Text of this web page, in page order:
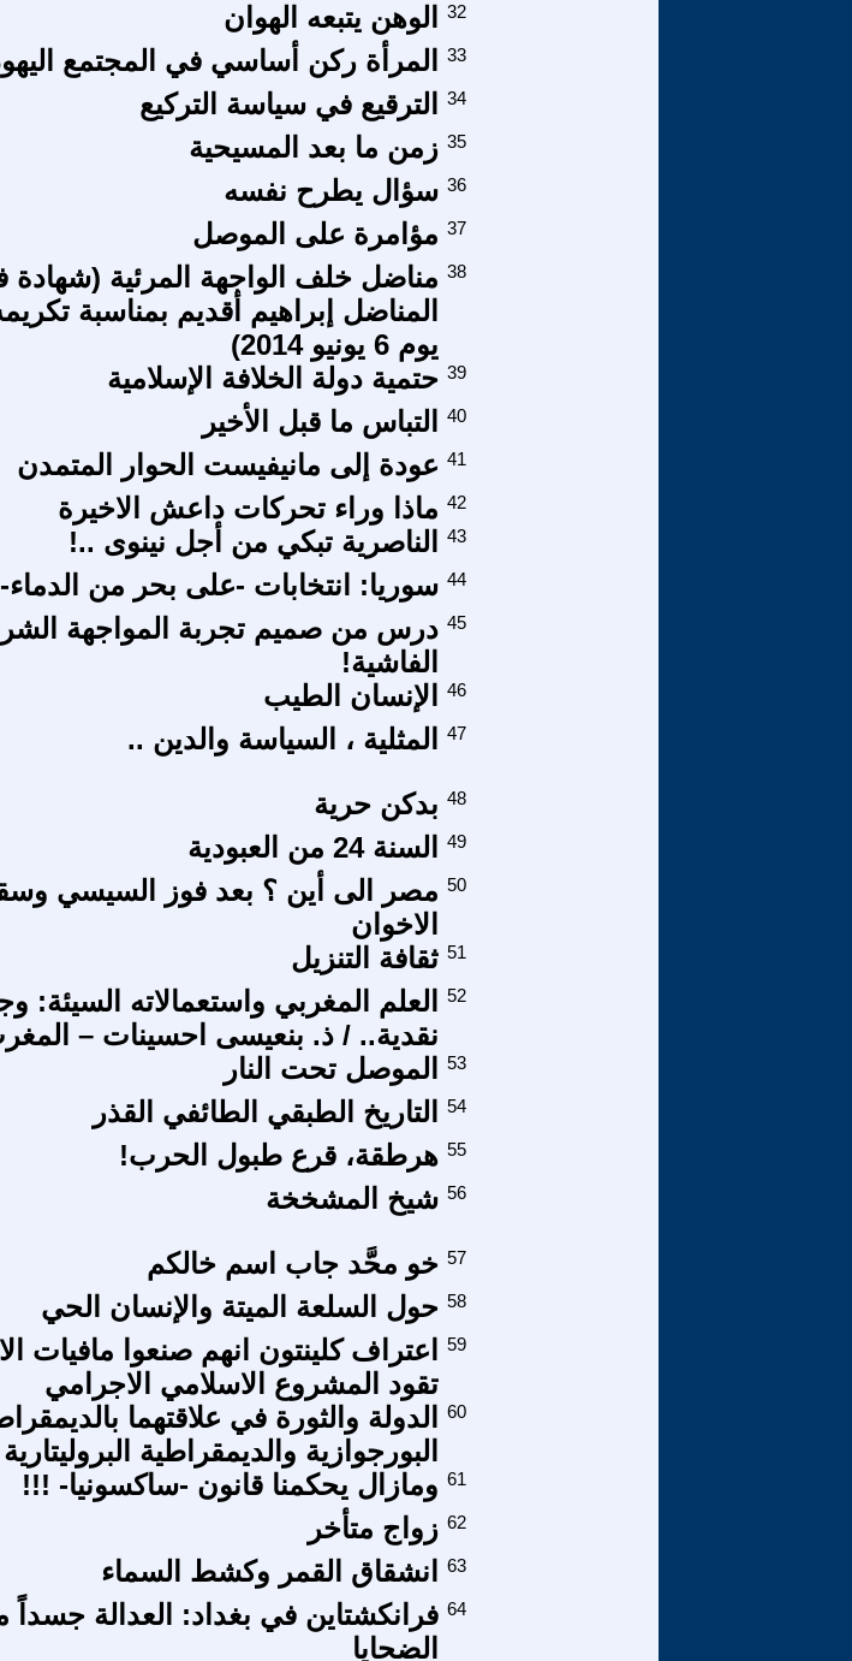
الوهن يتبعه الهوان 32
المرأة ركن أساسي في المجتمع 33
الترقيع في سياسة التركيع 34
زمن ما بعد المسيحية 35
سؤال يطرح نفسه 36
مؤامرة على الموصل 37
مناضل خلف الواجهة المرئية
المناضل إبراهيم أقديم بمناسبة
يوم 6 يونيو 2014)
38
حتمية دولة الخلافة الإسلامية 39
التباس ما قبل الأخير 40
عودة إلى مانيفيست الحوار المتمدن 41
ماذا وراء تحركات داعش الاخيرة 42
الناصرية تبكي من أجل نينوى ..! 43
سوريا: انتخابات -على بحر من الدماء- 44
درس من صميم تجربة المواجهة
الفاشية!
45
الإنسان الطيب 46
المثلية ، السياسة والدين .. 47
بدكن حرية 48
السنة 24 من العبودية 49
مصر الى أين ؟ بعد فوز السيسي
الاخوان
50
ثقافة التنزيل 51
العلم المغربي واستعمالاته السيئة:
نقدية.. / ذ. بنعيسى احسينات –
52
الموصل تحت النار 53
التاريخ الطبقي الطائفي القذر 54
هرطقة، قرع طبول الحرب! 55
شيخ المشخخة 56
خو محَّد جاب اسم خالكم 57
حول السلعة الميتة والإنسان الحي 58
اعتراف كلينتون انهم صنعوا مافيات
تقود المشروع الاسلامي الاجرامي
59
الدولة والثورة في علاقتهما
البورجوازية والديمقراطية البروليتارية
60
ومازال يحكمنا قانون -ساكسونيا- !!! 61
زواج متأخر 62
انشقاق القمر وكشط السماء 63
فرانكشتاين في بغداد: العدالة جسداً
الضحايا
64